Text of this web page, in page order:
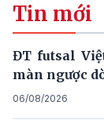
Tin mới
ĐT futsal
màn ngược
06/08/2026